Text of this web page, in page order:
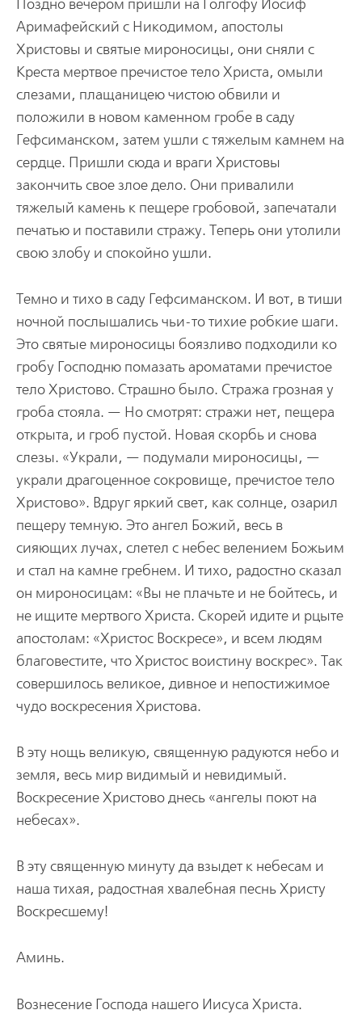
Поздно вечером пришли на Голгофу Иосиф
Аримафейский с Никодимом, апостолы
Христовы и святые мироносицы, они сняли с
Креста мертвое пречистое тело Христа, омыли
слезами, плащаницею чистою обвили и
положили в новом каменном гробе в саду
Гефсиманском, затем ушли с тяжелым камнем на
сердце. Пришли сюда и враги Христовы
закончить свое злое дело. Они привалили
тяжелый камень к пещере гробовой, запечатали
печатью и поставили стражу. Теперь они утолили
свою злобу и спокойно ушли.
Темно и тихо в саду Гефсиманском. И вот, в тиши
ночной послышались чьи-то тихие робкие шаги.
Это святые мироносицы боязливо подходили ко
гробу Господню помазать ароматами пречистое
тело Христово. Страшно было. Стража грозная у
гроба стояла. — Но смотрят: стражи нет, пещера
открыта, и гроб пустой. Новая скорбь и снова
слезы. «Украли, — подумали мироносицы, —
украли драгоценное сокровище, пречистое тело
Христово». Вдруг яркий свет, как солнце, озарил
пещеру темную. Это ангел Божий, весь в
сияющих лучах, слетел с небес велением Божьим
и стал на камне гребнем. И тихо, радостно сказал
он мироносицам: «Вы не плачьте и не бойтесь, и
не ищите мертвого Христа. Скорей идите и рцыте
апостолам: «Христос Воскресе», и всем людям
благовестите, что Христос воистину воскрес». Так
совершилось великое, дивное и непостижимое
чудо воскресения Христова.
В эту нощь великую, священную радуются небо и
земля, весь мир видимый и невидимый.
Воскресение Христово днесь «ангелы поют на
небесах».
В эту священную минуту да взыдет к небесам и
наша тихая, радостная хвалебная песнь Христу
Воскресшему!
Аминь.
Вознесение Господа нашего Иисуса Христа.